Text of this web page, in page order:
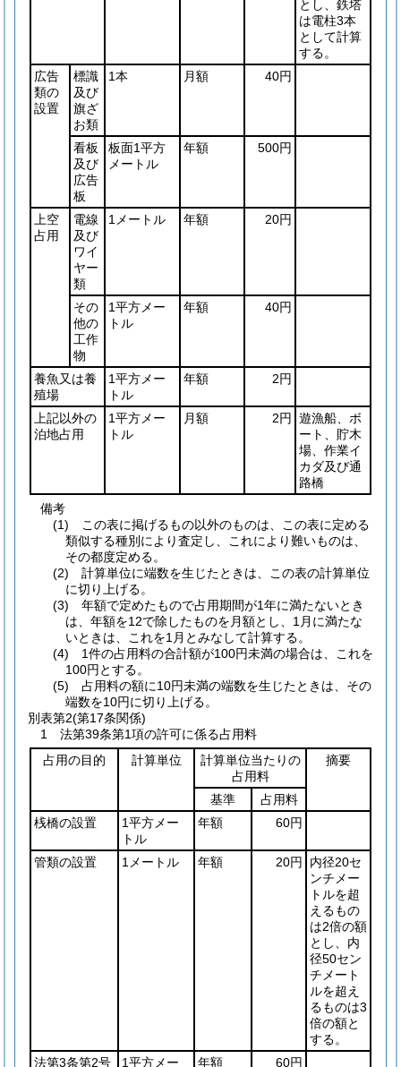
とし、鉄塔
は電柱3本
として計算
する。
広告
類の
設置
標識
及び
旗ざ
お類
1本 月額 40円
看板
及び
広告
板
板面1平方
メートル
年額 500円
上空
占用
電線
及び
ワイ
ヤー
類
1メートル 年額 20円
その
他の
工作
物
1平方メー
トル
年額 40円
養魚又は養
殖場
1平方メー
トル
年額 2円
上記以外の
泊地占用
1平方メー
トル
月額 2円
遊漁船、ボ
ート、貯木
場、作業イ
カダ及び通
路橋
備考
(1) この表に掲げるもの以外のものは、この表に定める
類似する種別により査定し、これにより難いものは、
その都度定める。
(2) 計算単位に端数を生じたときは、この表の計算単位
に切り上げる。
(3) 年額で定めたもので占用期間が1年に満たないとき
は、年額を12で除したものを月額とし、1月に満たな
いときは、これを1月とみなして計算する。
(4) 1件の占用料の合計額が100円未満の場合は、これを
100円とする。
(5) 占用料の額に10円未満の端数を生じたときは、その
端数を10円に切り上げる。
別表第2(第17条関係)
1 法第39条第1項の許可に係る占用料
占用の目的
計算単位
計算単位当たりの
占用料
摘要
基準
占用料
桟橋の設置
1平方メー
トル
年額 60円
管類の設置 1メートル 年額 20円
内径20セ
ンチメー
トルを超
えるもの
は2倍の額
とし、内
径50セン
チメート
ルを超え
るものは3
倍の額と
する。
法第3条第2号
1平方メー
年額 60円